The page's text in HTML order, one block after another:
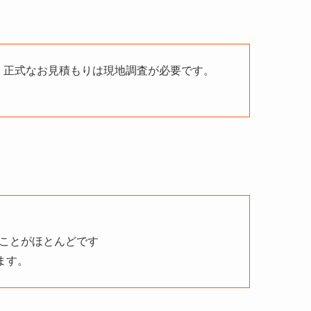
式なお見積もりは現地調査が必要です。
とがほとんどです
。